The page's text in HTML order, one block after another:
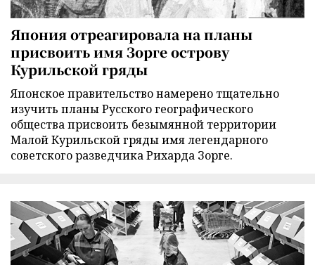
Япония отреагировала на планы
присвоить имя Зорге острову
Курильской гряды
Японское правительство намерено тщательно
изучить планы Русского географического
общества присвоить безымянной территории
Малой Курильской гряды имя легендарного
советского разведчика Рихарда Зорге.